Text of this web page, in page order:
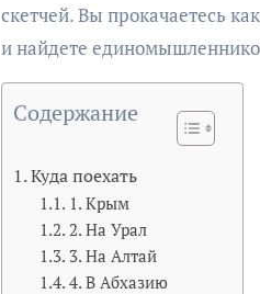
скетчей. Вы прокачаетесь
и найдете
Содержание
Куда поехать
1. Крым
2. На Урал
3. На Алтай
4. В Абхазию